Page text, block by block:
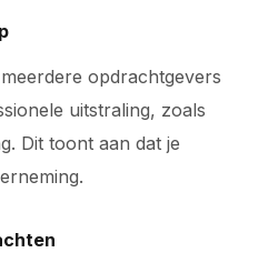
opdrachtgevers
uitstraling, zoals
Dit toont aan dat je